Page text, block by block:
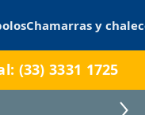
Chamarras y
(33) 3331 1725